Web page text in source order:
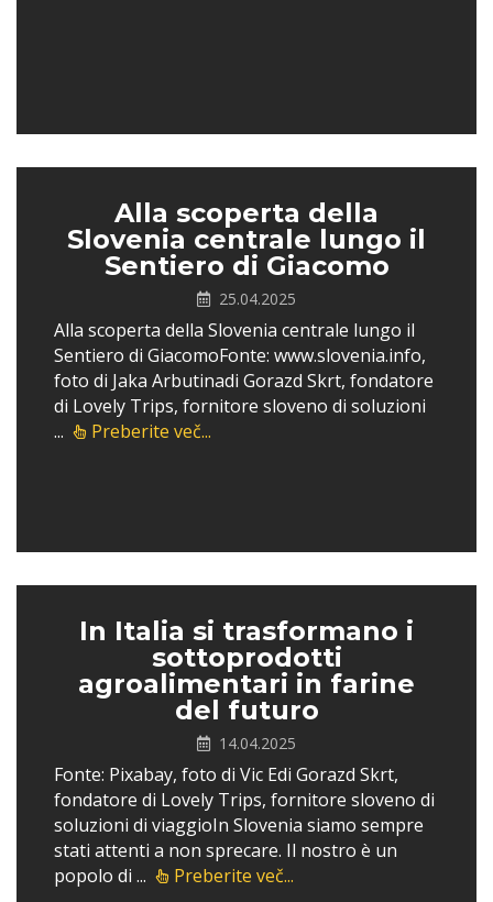
Alla scoperta della
Slovenia centrale lungo il
Sentiero di Giacomo
25.04.2025
Alla scoperta della Slovenia centrale lungo il
Sentiero di GiacomoFonte: www.slovenia.info,
foto di Jaka Arbutinadi Gorazd Skrt, fondatore
di Lovely Trips, fornitore sloveno di soluzioni
...
Preberite več...
In Italia si trasformano i
sottoprodotti
agroalimentari in farine
del futuro
14.04.2025
Fonte: Pixabay, foto di Vic Edi Gorazd Skrt,
fondatore di Lovely Trips, fornitore sloveno di
soluzioni di viaggioIn Slovenia siamo sempre
stati attenti a non sprecare. Il nostro è un
popolo di ...
Preberite več...